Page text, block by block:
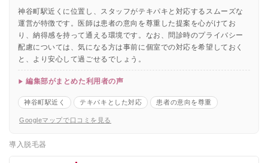
神谷町駅近くに位置し、スタッフがテキパキと対応するスムーズな
運営が特徴です。医師は患者の意向を尊重した提案を心がけてお
り、納得感を持って通える環境です。なお、問診時のプライバシー
配慮については、気になる方は事前に個室での対応を希望しておく
と、より安心して過ごせるでしょう。
編集部がまとめた利用者の声
神谷町駅近く テキパキとした対応 患者の意向を尊重
Googleマップで口コミを見る
導入脱毛器